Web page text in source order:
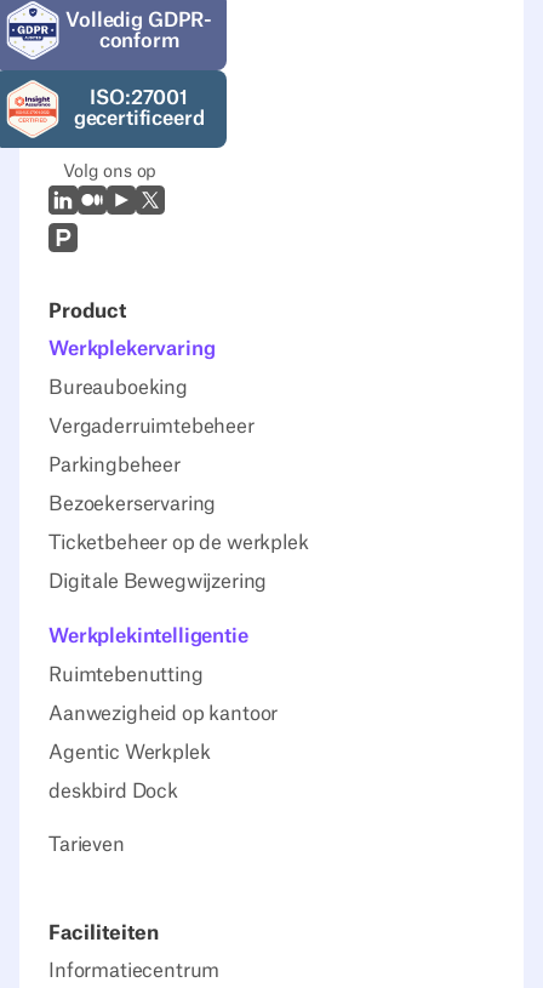
Volledig GDPR-
conform
ISO:27001
gecertificeerd
Volg ons op
LinkedIn
Medium
YoutubeX (Twitter)
Prodcut Hunt
Product
Werkplekervaring
Bureauboeking
Vergaderruimtebeheer
Parkingbeheer
Bezoekerservaring
Ticketbeheer op de werkplek
Digitale Bewegwijzering
Werkplekintelligentie
Ruimtebenutting
Aanwezigheid op kantoor
Agentic Werkplek
deskbird Dock
Tarieven
Faciliteiten
Informatiecentrum